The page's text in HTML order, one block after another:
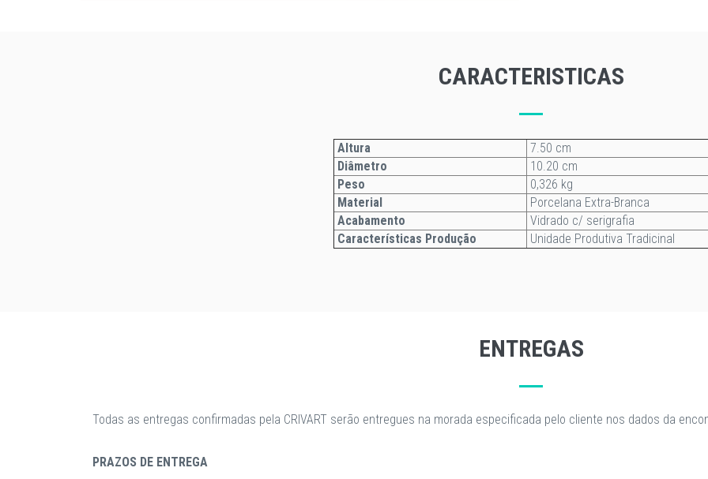
CARACTERISTICAS
Altura
7.50 cm
Diâmetro
10.20 cm
Peso
0,326 kg
Material
Porcelana Extra-Branca
Acabamento
Vidrado c/ serigrafia
Características Produção
Unidade Produtiva Tradicinal
ENTREGAS
Todas as entregas confirmadas pela CRIVART serão entregues na morada especificada pelo cliente nos dados da
PRAZOS DE ENTREGA